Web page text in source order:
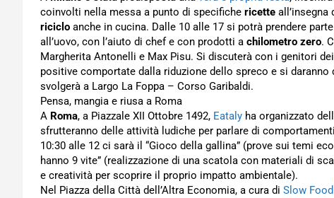
coinvolti nella messa a punto di specifiche ricette all’insegna
riciclo anche in cucina. Dalle 10 alle 17 si potrà prendere
all’uovo, con l’aiuto di chef e con prodotti a chilometro zero.
Margherita Antonelli e Max Pisu. Si discuterà con i genitori
positive comportate dalla riduzione dello spreco e si
svolgerà a Largo La Foppa – Corso Garibaldi.
Pensa, mangia e riusa a Roma
A Roma, a Piazzale XII Ottobre 1492, Eataly ha organizzato
sfrutteranno delle attività ludiche per parlare di
10:30 alle 12 ci sarà il “Gioco della gallina” (prove sui temi
hanno 9 vite” (realizzazione di una scatola con materiali di
e creatività per scoprire il proprio impatto ambientale).
Nel Piazza della Città dell’Altra Economia, a cura di Slow